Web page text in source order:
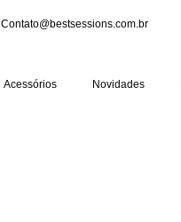
Contato@bestsessions.com.br
Acessórios Novidades